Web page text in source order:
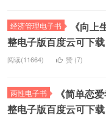
经济管理电子书
《向
整电子版百度云可下载
阅读(11664) 赞 (7)
两性电子书
《简单恋
整电子版百度云可下载